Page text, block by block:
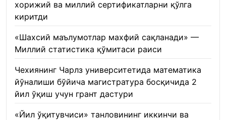
хорижий ва миллий сертификатларни қўлга
киритди
«Шахсий маълумотлар махфий сақланади» —
Миллий статистика қўмитаси раиси
Чехиянинг Чарлз университетида математика
йўналиши бўйича магистратура босқичида 2
йил ўқиш учун грант дастури
«Йил ўқитувчиси» танловининг иккинчи ва